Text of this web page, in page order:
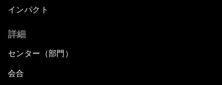
インパクト
詳細
センター（部門）
会合